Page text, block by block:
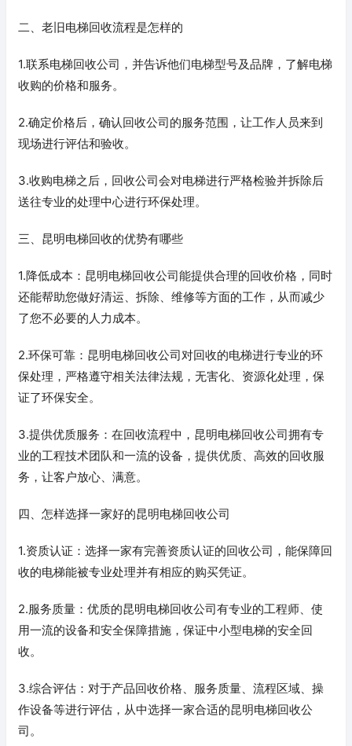
二、老旧电梯回收流程是怎样的
1.联系电梯回收公司，并告诉他们电梯型号及品牌，了解电梯
收购的价格和服务。
2.确定价格后，确认回收公司的服务范围，让工作人员来到
现场进行评估和验收。
3.收购电梯之后，回收公司会对电梯进行严格检验并拆除后
送往专业的处理中心进行环保处理。
三、昆明电梯回收的优势有哪些
1.降低成本：昆明电梯回收公司能提供合理的回收价格，同时
还能帮助您做好清运、拆除、维修等方面的工作，从而减少
了您不必要的人力成本。
2.环保可靠：昆明电梯回收公司对回收的电梯进行专业的环
保处理，严格遵守相关法律法规，无害化、资源化处理，保
证了环保安全。
3.提供优质服务：在回收流程中，昆明电梯回收公司拥有专
业的工程技术团队和一流的设备，提供优质、高效的回收服
务，让客户放心、满意。
四、怎样选择一家好的昆明电梯回收公司
1.资质认证：选择一家有完善资质认证的回收公司，能保障回
收的电梯能被专业处理并有相应的购买凭证。
2.服务质量：优质的昆明电梯回收公司有专业的工程师、使
用一流的设备和安全保障措施，保证中小型电梯的安全回
收。
3.综合评估：对于产品回收价格、服务质量、流程区域、操
作设备等进行评估，从中选择一家合适的昆明电梯回收公
司。